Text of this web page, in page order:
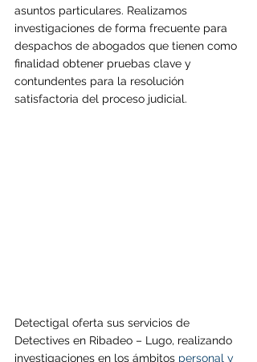
asuntos particulares. Realizamos
investigaciones de forma frecuente para
despachos de abogados que tienen como
finalidad obtener pruebas clave y
contundentes para la resolución
satisfactoria del proceso judicial.
Detectigal oferta sus servicios de
Detectives en Ribadeo – Lugo, realizando
investigaciones en los ámbitos personal y